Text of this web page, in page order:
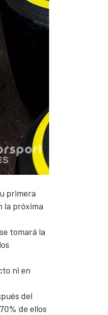
primera
la próxima
tomará la
ni en
del
de ellos